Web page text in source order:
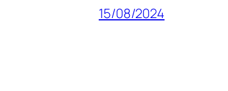
15/08/2024